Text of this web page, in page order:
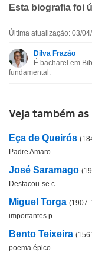
Esta biografia foi
Esta biografia
Última atualização: 03/
Dilva Frazão
É bacharel em
fundamental.
Veja também
Eça de Queirós
Padre Amaro...
José Saramago
Destacou-se c...
Miguel Torga (1907-
importantes p...
Bento Teixeira
poema épico...